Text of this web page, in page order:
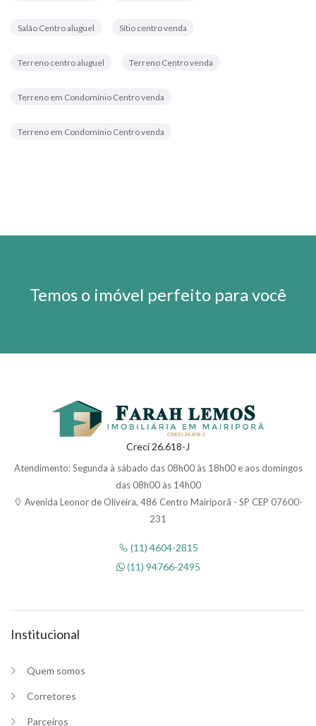
Salão Centro aluguel Sítio centro venda
Terreno centro aluguel Terreno Centro venda
Terreno em Condomínio Centro venda
Terreno em Condomínio Centro venda
Temos o imóvel perfeito para você
Creci 26.618-J
Atendimento: Segunda à sábado das 08h00 às 18h00 e aos domingos
das 08h00 às 14h00
Avenida Leonor de Oliveira, 486 Centro Mairiporã - SP CEP 07600-
231
(11) 4604-2815
(11) 94766-2495
Institucional
Quem somos
Corretores
Parceiros